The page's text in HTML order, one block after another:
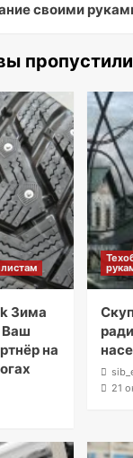
своими
пропустили
Зима
Ваш
на
21